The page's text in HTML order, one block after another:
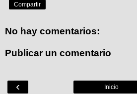
Compartir
No hay comentarios:
Publicar un comentario
‹ Inicio